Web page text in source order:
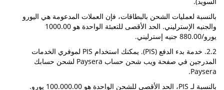
بالنسبة لعمليات الشحن بالبطاقات، فإن العملات المدعومة هي اليورو
والجنيه الإسترليني. الحد الأقصى للتعبئة الواحدة هو 1000.00
يورو/880.00 جنيه إسترليني.
2.2. خدمة بدء الدفع (PIS). يمكنك استخدام PIS لموفري الخدمات
المدرجين في صفحة ويب شحن حساب Paysera لشحن حسابك
Paysera.
بالنسبة لـ PIS، الحد الأقصى للشحن الواحدة هو 100.000.00 يورو.